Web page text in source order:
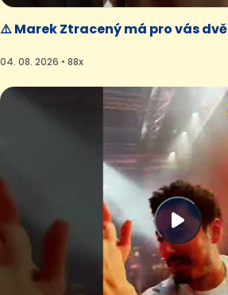
⚠️ Marek Ztracený má pro vás
04. 08. 2026 • 88x